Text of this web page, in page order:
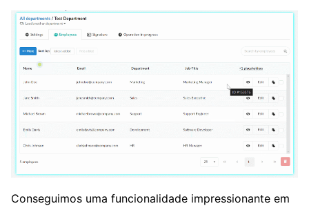
Conseguimos uma funcionalidade impressionante em